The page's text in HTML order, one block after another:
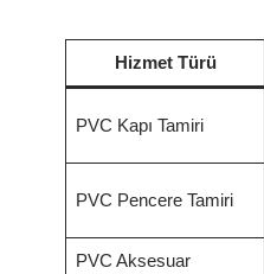
Hizmet Türü
PVC Kapı Tamiri
PVC Pencere Tamiri
PVC Aksesuar